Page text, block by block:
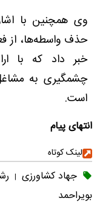
وی همچنین با
خبر داد که با
چشمگیری به
است.
انتهای پیام
لینک کوتاه
جهاد کشاورزی |
بویراحمد